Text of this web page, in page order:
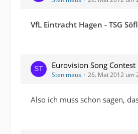
VfL Eintracht Hagen - TSG
Eurovision Song
Stenimaus 26. Mai 2012 um
Also ich muss schon sagen,